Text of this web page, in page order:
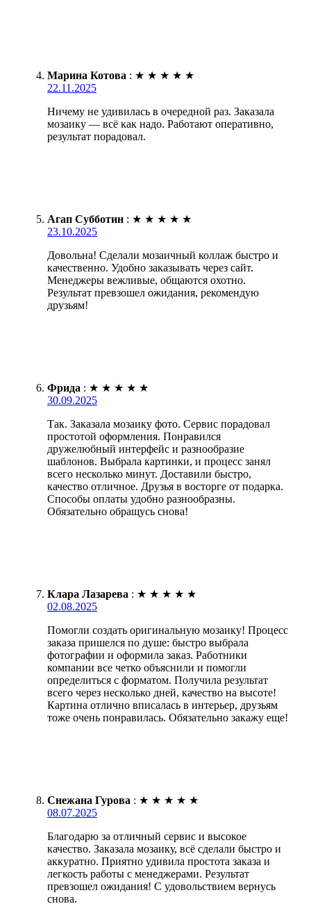
Марина Котова : ★ ★ ★ ★ ★
22.11.2025
Ничему не удивилась в очередной раз. Заказала
мозаику — всё как надо. Работают оперативно,
результат порадовал.
Агап Субботин : ★ ★ ★ ★ ★
23.10.2025
Довольна! Сделали мозаичный коллаж быстро и
качественно. Удобно заказывать через сайт.
Менеджеры вежливые, общаются охотно.
Результат превзошел ожидания, рекомендую
друзьям!
Фрида : ★ ★ ★ ★ ★
30.09.2025
Так. Заказала мозаику фото. Сервис порадовал
простотой оформления. Понравился
дружелюбный интерфейс и разнообразие
шаблонов. Выбрала картинки, и процесс занял
всего несколько минут. Доставили быстро,
качество отличное. Друзья в восторге от подарка.
Способы оплаты удобно разнообразны.
Обязательно обращусь снова!
Клара Лазарева : ★ ★ ★ ★ ★
02.08.2025
Помогли создать оригинальную мозаику! Процесс
заказа пришелся по душе: быстро выбрала
фотографии и оформила заказ. Работники
компании все четко объяснили и помогли
определиться с форматом. Получила результат
всего через несколько дней, качество на высоте!
Картина отлично вписалась в интерьер, друзьям
тоже очень понравилась. Обязательно закажу еще!
Снежана Гурова : ★ ★ ★ ★ ★
08.07.2025
Благодарю за отличный сервис и высокое
качество. Заказала мозаику, всё сделали быстро и
аккуратно. Приятно удивила простота заказа и
легкость работы с менеджерами. Результат
превзошел ожидания! С удовольствием вернусь
снова.